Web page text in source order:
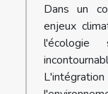
Dans un
enjeux
l'écologie